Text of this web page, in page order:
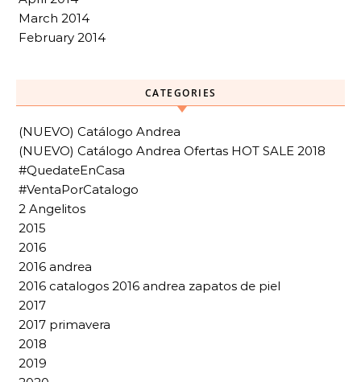
March 2014
February 2014
CATEGORIES
(NUEVO) Catálogo Andrea
(NUEVO) Catálogo Andrea Ofertas HOT SALE 2018
#QuedateEnCasa
#VentaPorCatalogo
2 Angelitos
2015
2016
2016 andrea
2016 catalogos 2016 andrea zapatos de piel
2017
2017 primavera
2018
2019